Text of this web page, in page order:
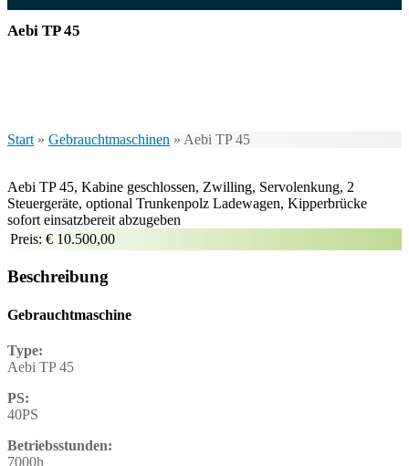
Aebi TP 45
Start » Gebrauchtmaschinen » Aebi TP 45
Aebi TP 45, Kabine geschlossen, Zwilling, Servolenkung, 2
Steuergeräte, optional Trunkenpolz Ladewagen, Kipperbrücke
sofort einsatzbereit abzugeben
Preis: € 10.500,00
Beschreibung
Gebrauchtmaschine
Type:
Aebi TP 45
PS:
40PS
Betriebsstunden:
7000h